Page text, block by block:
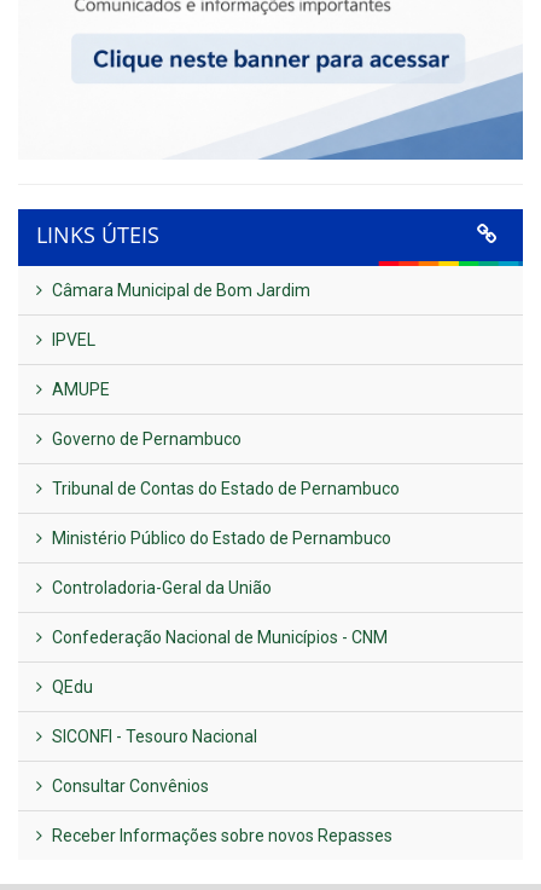
LINKS ÚTEIS
Câmara Municipal de Bom Jardim
IPVEL
AMUPE
Governo de Pernambuco
Tribunal de Contas do Estado de Pernambuco
Ministério Público do Estado de Pernambuco
Controladoria-Geral da União
Confederação Nacional de Municípios - CNM
QEdu
SICONFI - Tesouro Nacional
Consultar Convênios
Receber Informações sobre novos Repasses